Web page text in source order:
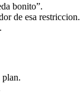
bonito”.
de esa restriccion.
plan.